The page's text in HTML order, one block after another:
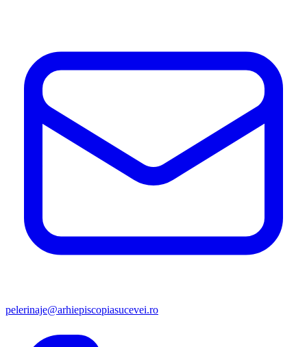
pelerinaje@arhiepiscopiasucevei.ro